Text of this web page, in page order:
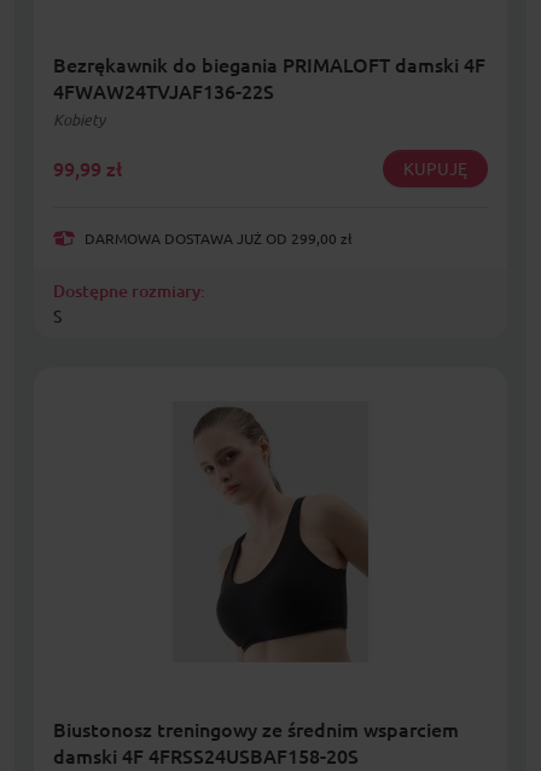
Bezrękawnik do biegania PRIMALOFT damski 4F
4FWAW24TVJAF136-22S
Kobiety
99,99 zł KUPUJĘ
DARMOWA DOSTAWA JUŻ OD 299,00 zł
Dostępne rozmiary:
S
Biustonosz treningowy ze średnim wsparciem
damski 4F 4FRSS24USBAF158-20S